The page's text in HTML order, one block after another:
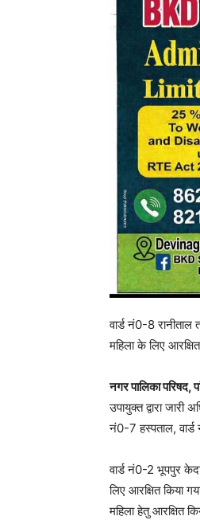
वार्ड नं0-8
महिला के लिए
नगर पालिका परिषद,
उपायुक्त द्वारा
नं0-7 हस्पताल, वार्ड
वार्ड नं0-2 भूपपुर
लिए आरक्षित किया
महिला हेतु आरक्षित